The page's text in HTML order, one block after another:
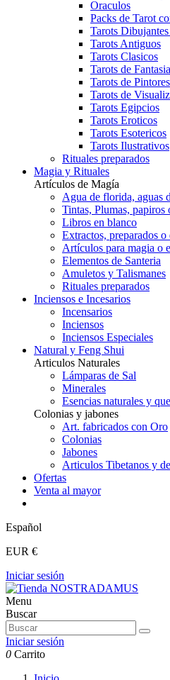
Oraculos
Packs de Tarot
Tarots
Tarots Antiguos
Tarots Clasicos
Tarots de Fantasia
Tarots de Pintores
Tarots de
Tarots Egipcios
Tarots Eroticos
Tarots Esotericos
Tarots Ilustrativos
Rituales preparados
Magia y Rituales
Artículos de Magía
Agua de florida, aguas
Tintas, Plumas, papiros
Libros en blanco
Extractos, preparados o
Artículos para magia o
Elementos de Santeria
Amuletos y Talismanes
Rituales preparados
Inciensos e Incesarios
Incensarios
Inciensos
Inciensos Especiales
Natural y Feng Shui
Articulos Naturales
Lámparas de Sal
Minerales
Esencias naturales y
Colonias y jabones
Art. fabricados con Oro
Colonias
Jabones
Articulos Tibetanos y
Ofertas
Venta al mayor
Español
EUR €
Iniciar sesión
Menu
Buscar
Iniciar sesión
0 Carrito